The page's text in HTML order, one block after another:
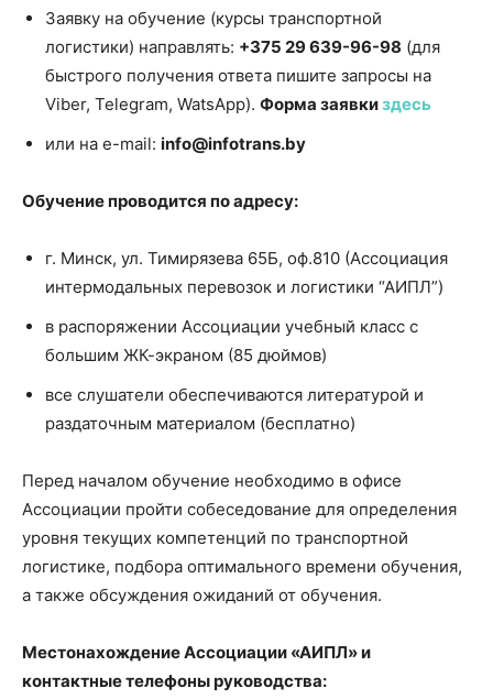
Заявку на обучение (курсы транспортной
логистики) направлять: +375 29 639-96-98 (для
быстрого получения ответа пишите запросы на
Viber, Telegram, WatsApp). Форма заявкиздесь
или на e-mail: info@infotrans.by
Обучение проводится по адресу:
г. Минск, ул. Тимирязева 65Б, оф.810 (Ассоциация
интермодальных перевозок и логистики “АИПЛ”)
в распоряжении Ассоциации учебный класс с
большим ЖК-экраном (85 дюймов)
все слушатели обеспечиваются литературой и
раздаточным материалом (бесплатно)
Перед началом обучение необходимо в офисе
Ассоциации пройти собеседование для определения
уровня текущих компетенций по транспортной
логистике, подбора оптимального времени обучения,
а также обсуждения ожиданий от обучения.
Местонахождение Ассоциации «АИПЛ» и
контактные телефоны руководства: